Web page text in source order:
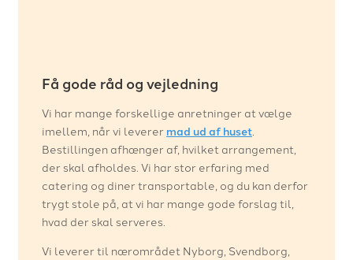
Få gode råd og vejledning
Vi har mange forskellige anretninger at vælge
imellem, når vi leverer mad ud af huset.
Bestillingen afhænger af, hvilket arrangement,
der skal afholdes. Vi har stor erfaring med
catering og diner transportable, og du kan derfor
trygt stole på, at vi har mange gode forslag til,
hvad der skal serveres.
Vi leverer til nærområdet Nyborg, Svendborg,